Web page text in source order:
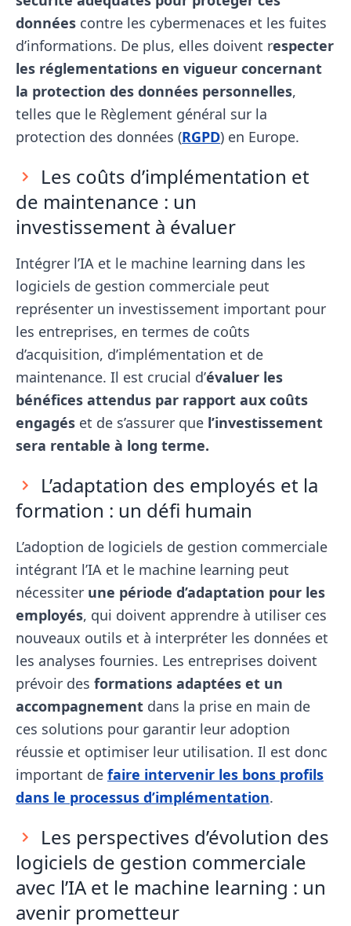
données contre les cybermenaces et les fuites
d’informations. De plus, elles doivent respecter
les réglementations en vigueur concernant
la protection des données personnelles,
telles que le Règlement général sur la
protection des données (RGPD) en Europe.
Les coûts d’implémentation et
de maintenance : un
investissement à évaluer
Intégrer l’IA et le machine learning dans les
logiciels de gestion commerciale peut
représenter un investissement important pour
les entreprises, en termes de coûts
d’acquisition, d’implémentation et de
maintenance. Il est crucial d’évaluer les
bénéfices attendus par rapport aux coûts
engagés et de s’assurer que l’investissement
sera rentable à long terme.
L’adaptation des employés et la
formation : un défi humain
L’adoption de logiciels de gestion commerciale
intégrant l’IA et le machine learning peut
nécessiter une période d’adaptation pour les
employés, qui doivent apprendre à utiliser ces
nouveaux outils et à interpréter les données et
les analyses fournies. Les entreprises doivent
prévoir des formations adaptées et un
accompagnement dans la prise en main de
ces solutions pour garantir leur adoption
réussie et optimiser leur utilisation. Il est donc
important de faire intervenir les bons profils
dans le processus d’implémentation.
Les perspectives d’évolution des
logiciels de gestion commerciale
avec l’IA et le machine learning : un
avenir prometteur